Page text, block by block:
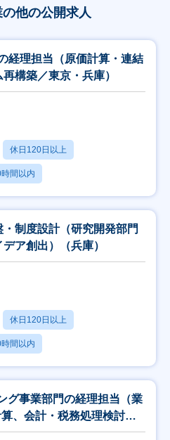
の他の公開求人
経理担当（原価計算・連結
構築／東京・兵庫）
休日120日以上
間以内
制度設計（研究開発部門
ア創出）（兵庫）
休日120日以上
間以内
グ事業部門の経理担当（業
、会計・税務処理検討、